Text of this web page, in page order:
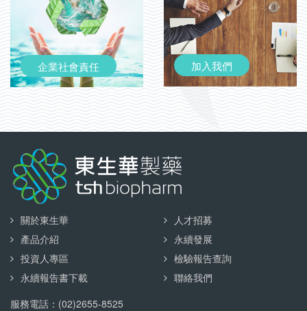
企業社會責任 加入我們
關於東生華
產品介紹
投資人專區
永續報告書下載
人才招募
永續發展
檢驗報告查詢
聯絡我們
服務電話：(02)2655-8525